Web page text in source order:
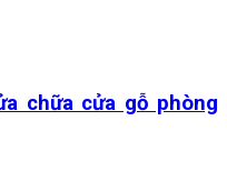
chữa cửa gỗ phòng